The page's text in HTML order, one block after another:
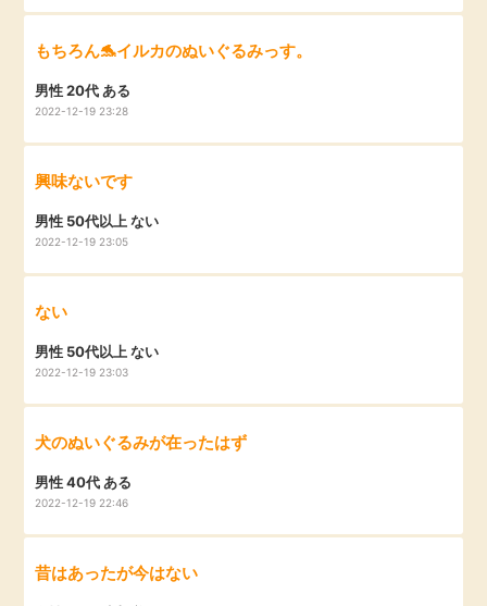
もちろん🐬イルカのぬいぐるみっす。
男性 20代 ある
2022-12-19 23:28
興味ないです
男性 50代以上 ない
2022-12-19 23:05
ない
男性 50代以上 ない
2022-12-19 23:03
犬のぬいぐるみが在ったはず
男性 40代 ある
2022-12-19 22:46
昔はあったが今はない